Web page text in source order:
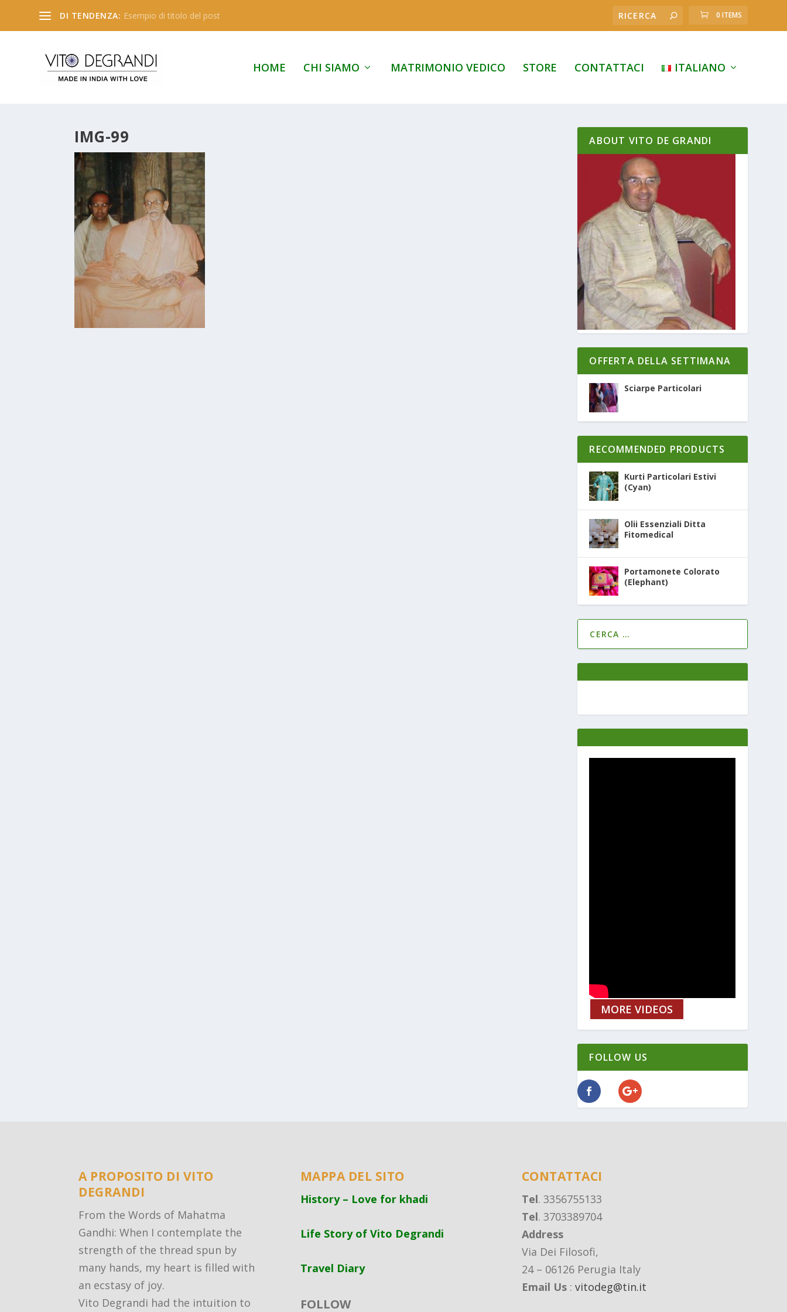
DI TENDENZA: Esempio di titolo del post 0 ITEMS
HOME CHI SIAMO MATRIMONIO VEDICO STORE CONTATTACI ITALIANO
IMG-99 ABOUT VITO DE GRANDI
OFFERTA DELLA SETTIMANA
Sciarpe Particolari
RECOMMENDED PRODUCTS
Kurti Particolari Estivi
(Cyan)
Olii Essenziali Ditta
Fitomedical
Portamonete Colorato
(Elephant)
MORE VIDEOS
FOLLOW US
A PROPOSITO DI VITO
DEGRANDI
From the Words of Mahatma
Gandhi: When I contemplate the
strength of the thread spun by
many hands, my heart is filled with
an ecstasy of joy.
Vito Degrandi had the intuition to
MAPPA DEL SITO
History – Love for khadi
Life Story of Vito Degrandi
Travel Diary
FOLLOW
CONTATTACI
Tel. 3356755133
Tel. 3703389704
Address
Via Dei Filosofi,
24 – 06126 Perugia Italy
Email Us: vitodeg@tin.it